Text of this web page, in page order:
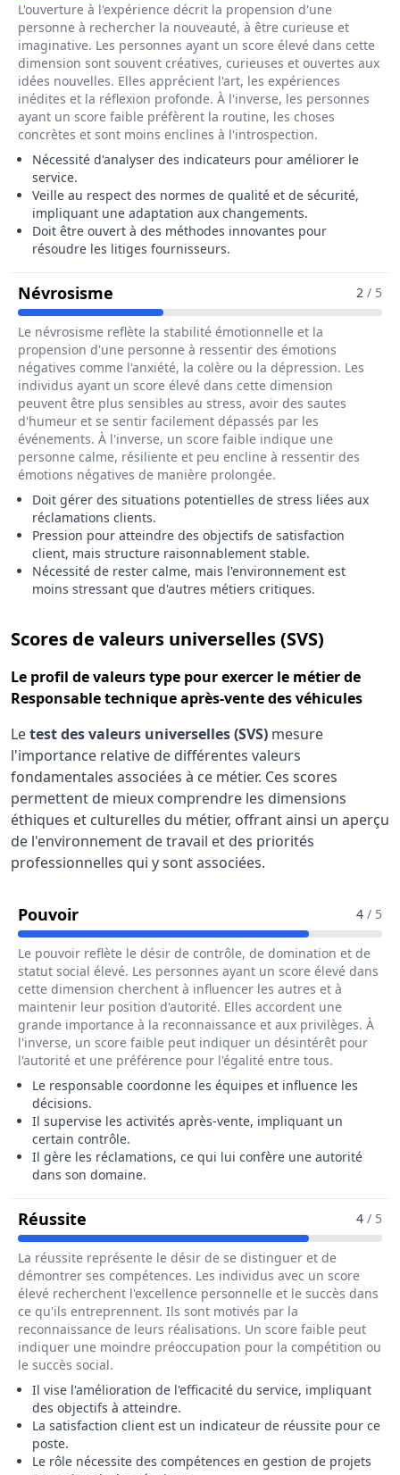
L'ouverture à l'expérience décrit la propension d'une
personne à rechercher la nouveauté, à être curieuse et
imaginative. Les personnes ayant un score élevé dans cette
dimension sont souvent créatives, curieuses et ouvertes aux
idées nouvelles. Elles apprécient l'art, les expériences
inédites et la réflexion profonde. À l'inverse, les personnes
ayant un score faible préfèrent la routine, les choses
concrètes et sont moins enclines à l'introspection.
Nécessité d'analyser des indicateurs pour améliorer le
service.
Veille au respect des normes de qualité et de sécurité,
impliquant une adaptation aux changements.
Doit être ouvert à des méthodes innovantes pour
résoudre les litiges fournisseurs.
Névrosisme Pour Le Métier De Responsable
2 / 5
Le névrosisme reflète la stabilité émotionnelle et la
propension d'une personne à ressentir des émotions
négatives comme l'anxiété, la colère ou la dépression. Les
individus ayant un score élevé dans cette dimension
peuvent être plus sensibles au stress, avoir des sautes
d'humeur et se sentir facilement dépassés par les
événements. À l'inverse, un score faible indique une
personne calme, résiliente et peu encline à ressentir des
émotions négatives de manière prolongée.
Doit gérer des situations potentielles de stress liées aux
réclamations clients.
Pression pour atteindre des objectifs de satisfaction
client, mais structure raisonnablement stable.
Nécessité de rester calme, mais l'environnement est
moins stressant que d'autres métiers critiques.
Scores de valeurs universelles (SVS)
Le profil de valeurs type pour exercer le métier de
Responsable technique après-vente des véhicules
Letest des valeurs universelles (SVS) mesure
l'importance relative de différentes valeurs
fondamentales associées à ce métier. Ces scores
permettent de mieux comprendre les dimensions
éthiques et culturelles du métier, offrant ainsi un aperçu
de l'environnement de travail et des priorités
professionnelles qui y sont associées.
PouvoirPour Le Métier De Responsable 4 / 5
Le pouvoir reflète le désir de contrôle, de domination et de
statut social élevé. Les personnes ayant un score élevé dans
cette dimension cherchent à influencer les autres et à
maintenir leur position d'autorité. Elles accordent une
grande importance à la reconnaissance et aux privilèges. À
l'inverse, un score faible peut indiquer un désintérêt pour
l'autorité et une préférence pour l'égalité entre tous.
Le responsable coordonne les équipes et influence les
décisions.
Il supervise les activités après-vente, impliquant un
certain contrôle.
Il gère les réclamations, ce qui lui confère une autorité
dans son domaine.
Réussite Pour Le Métier De Responsable 4 / 5
La réussite représente le désir de se distinguer et de
démontrer ses compétences. Les individus avec un score
élevé recherchent l'excellence personnelle et le succès dans
ce qu'ils entreprennent. Ils sont motivés par la
reconnaissance de leurs réalisations. Un score faible peut
indiquer une moindre préoccupation pour la compétition ou
le succès social.
Il vise l'amélioration de l'efficacité du service, impliquant
des objectifs à atteindre.
La satisfaction client est un indicateur de réussite pour ce
poste.
Le rôle nécessite des compétences en gestion de projets